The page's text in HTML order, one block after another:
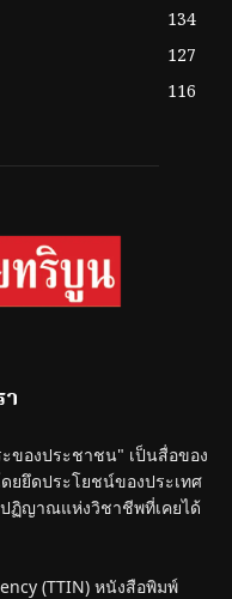
134
127
116
ของประชาชน" เป็นสื่อของ
ยยึดประโยชน์ของประเทศ
ฏิญาณแห่งวิชาชีพที่เคยได้
(TTIN) หนังสือพิมพ์